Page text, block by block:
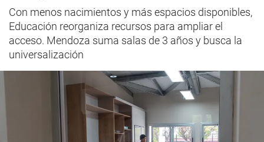
Con menos nacimientos y más espacios disponibles,
Educación reorganiza recursos para ampliar el
acceso. Mendoza suma salas de 3 años y busca la
universalización